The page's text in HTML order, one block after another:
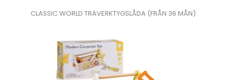
CLASSIC WORLD TRÄVERKTYGSLÅDA (FRÅN 36 MÅN)